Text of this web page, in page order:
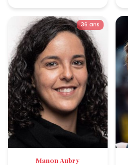
36 ans
Manon Aubry